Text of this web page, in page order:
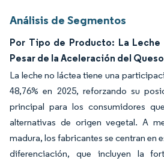
Análisis de Segmentos
Por Tipo de Producto: La Leche
Pesar de la Aceleración del Queso
La leche no láctea tiene una
48,76% en 2025, reforzando su
principal para los consumidores
alternativas de origen vegetal. A
madura, los fabricantes se centran en
diferenciación, que incluyen la